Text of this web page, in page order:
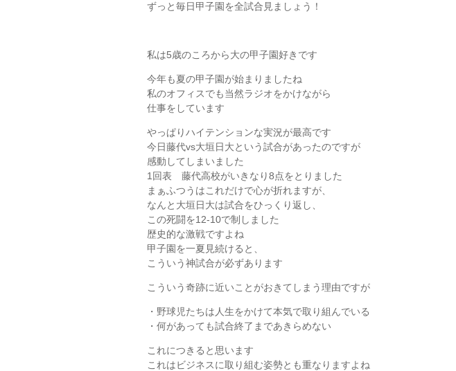
ずっと毎日甲子園を全試合見ましょう！
私は5歳のころから大の甲子園好きです
今年も夏の甲子園が始まりましたね
私のオフィスでも当然ラジオをかけながら
仕事をしています
やっぱりハイテンションな実況が最高です
今日藤代vs大垣日大という試合があったのですが
感動してしまいました
1回表 藤代高校がいきなり8点をとりました
まぁふつうはこれだけで心が折れますが、
なんと大垣日大は試合をひっくり返し、
この死闘を12-10で制しました
歴史的な激戦ですよね
甲子園を一夏見続けると、
こういう神試合が必ずあります
こういう奇跡に近いことがおきてしまう理由ですが
・野球児たちは人生をかけて本気で取り組んでいる
・何があっても試合終了まであきらめない
これにつきると思います
これはビジネスに取り組む姿勢とも重なりますよね